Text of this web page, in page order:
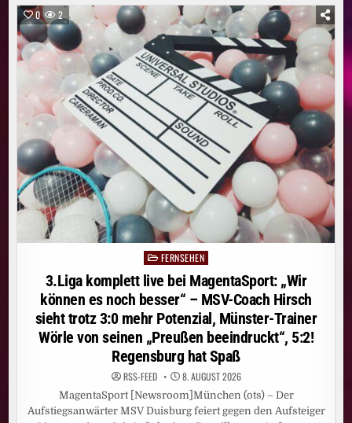
1992
ALLES
BEGANN:
BEI
RTL!
MIT
DEM
„HEIDIFEST“
FEIERT
HEIDI
KLUM
17.
SEPTEMBER
IHRE
GROSSE P
REMIERE B
EI R
TL U
ND A
0 2
Posted
in
FERNSEHEN
3.Liga komplett live bei MagentaSport: „Wir
können es noch besser“ – MSV-Coach Hirsch
sieht trotz 3:0 mehr Potenzial, Münster-Trainer
Wörle von seinen „Preußen beeindruckt“, 5:2!
Regensburg hat Spaß
RSS-FEED 8. AUGUST 2026
MagentaSport [Newsroom]München (ots) – Der
Aufstiegsanwärter MSV Duisburg feiert gegen den Aufsteiger